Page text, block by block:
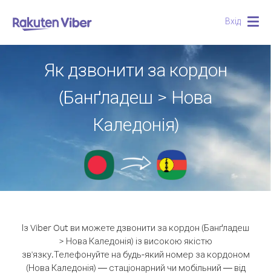
Вхід
Як дзвонити за кордон
(Банґладеш > Нова
Каледонія)
Із Viber Out ви можете дзвонити за кордон (Банґладеш
> Нова Каледонія) із високою якістю
зв'язку.Телефонуйте на будь-який номер за кордоном
(Нова Каледонія) — стаціонарний чи мобільний — від